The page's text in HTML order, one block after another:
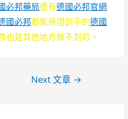
必邦藥局還有德國必邦官網
國必邦都能保證到手的德國
也是其他地方做不到的。
Next 文章 →